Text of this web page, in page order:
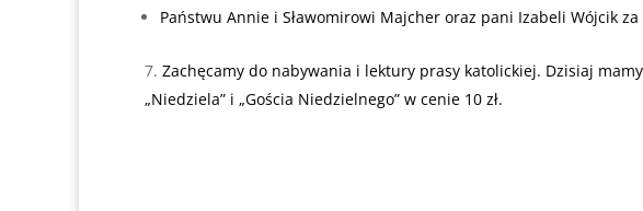
Państwu Annie i Sławomirowi Majcher oraz pani Izabeli Wójcik
Zachęcamy do nabywania i lektury prasy katolickiej. Dzisiaj
„Niedziela” i „Gościa Niedzielnego” w cenie 10 zł.